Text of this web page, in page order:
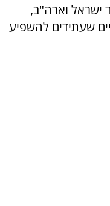
ישראל וארה"ב,
שעתידים להשפיע